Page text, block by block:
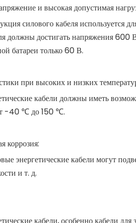
и высокая допустимая
силового кабеля используется
должны достигать напряжения 600
батареи только 60 В.
при высоких и низких
кабели должны иметь
-40 ℃ до 150 ℃.
коррозия:
энергетические кабели могут
и т. д.